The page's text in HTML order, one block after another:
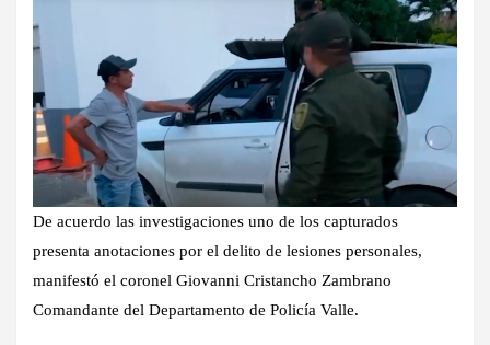
De acuerdo las investigaciones uno de los capturados
presenta anotaciones por el delito de lesiones personales,
manifestó el coronel Giovanni Cristancho Zambrano
Comandante del Departamento de Policía Valle.